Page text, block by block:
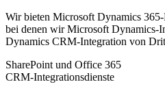
Wir bieten Microsoft Dynamics
bei denen wir Microsoft Dynamics-
Dynamics CRM-Integration von
SharePoint und Office 365
CRM-Integrationsdienste